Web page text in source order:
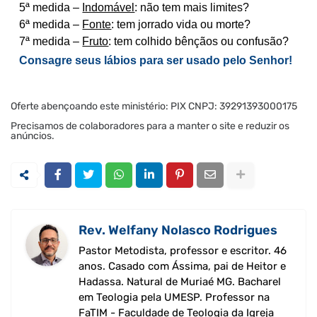
5ª medida – Indomável : não tem mais limites?
6ª medida – Fonte: tem jorrado vida ou morte?
7ª medida – Fruto: tem colhido bênçãos ou confusão?
Consagre seus lábios para ser usado pelo Senhor!
Oferte abençoando este ministério: PIX CNPJ: 39291393000175
Precisamos de colaboradores para a manter o site e reduzir os
anúncios.
Rev. Welfany Nolasco Rodrigues
Pastor Metodista, professor e escritor. 46
anos. Casado com Ássima, pai de Heitor e
Hadassa. Natural de Muriaé MG. Bacharel
em Teologia pela UMESP. Professor na
FaTIM - Faculdade de Teologia da Igreja